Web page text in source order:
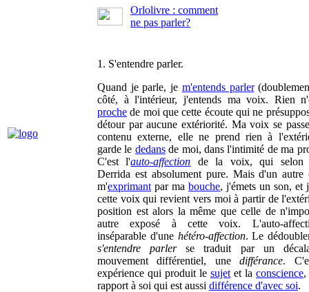
Orlolivre : comment
ne pas parler?
1. S'entendre parler.
Quand je parle, je m'entends parler
côté, à l'intérieur, j'entends ma voix. Rien
proche de moi que cette écoute qui ne
détour par aucune extériorité. Ma voix se
contenu externe, elle ne prend rien à
garde le dedansde moi, dans l'intimité de ma
C'est l'auto-affection de la voix, qui selon
Derrida est absolument pure. Mais d'un autre
m'exprimant par ma bouche, j'émets un son, et
cette voix qui revient vers moi à partir de
position est alors la même que celle de
autre exposé à cette voix. L'auto-
inséparable d'une hétéro-affection. Le
s'entendre parlerse traduit par un
mouvement différentiel, unedifférance.
expérience qui produit le sujet et la conscience,
rapport à soi qui est aussi différence d'avec soi.